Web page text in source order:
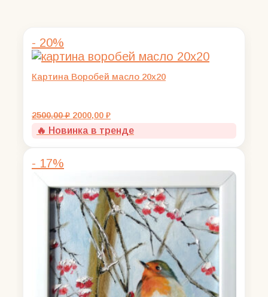
- 20%
Картина Воробей масло 20х20
2500,00₽ Первоначальная
составляла
2000,00 ₽Текущая
2000,00 ₽.
🔥 Новинка в тренде
- 17%